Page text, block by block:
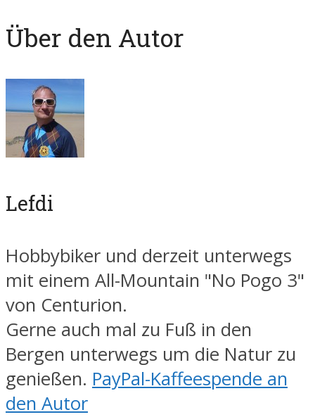
Über den Autor
Lefdi
Hobbybiker und derzeit unterwegs
mit einem All-Mountain "No Pogo 3"
von Centurion.
Gerne auch mal zu Fuß in den
Bergen unterwegs um die Natur zu
genießen. PayPal-Kaffeespende an
den Autor